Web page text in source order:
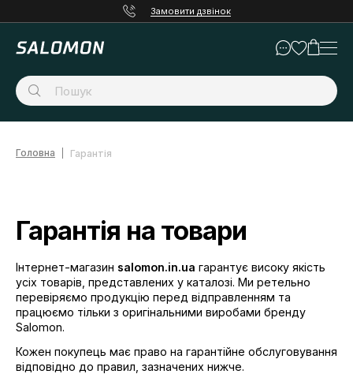
Замовити дзвінок
Головна Гарантія
Гарантія на товари
Інтернет-магазин salomon.in.ua гарантує високу якість
усіх товарів, представлених у каталозі. Ми ретельно
перевіряємо продукцію перед відправленням та
працюємо тільки з оригінальними виробами бренду
Salomon.
Кожен покупець має право на гарантійне обслуговування
відповідно до правил, зазначених нижче.